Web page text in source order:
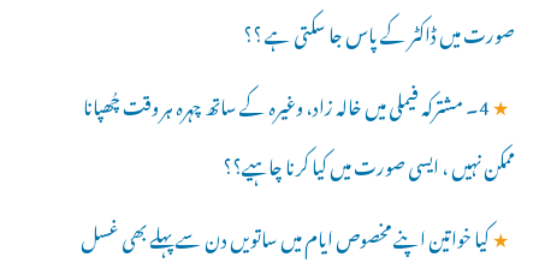
صورت میں ڈاکٹر کے پاس جا سکتی ہے ؟؟
★ 4۔ مشترکہ فیملی میں خالہ زاد، وغیرہ کے ساتھ چہرہ ہر وقت چُھپانا
ممکن نہیں ، ایسی صورت میں کیا کرنا چاہیے؟؟
★کیا خواتین اپنے مخصوص ایام میں ساتویں دن سے پہلے بھی غسل